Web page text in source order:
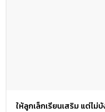
ให้ลูกเล็กเรียนเสริม แต่ไม่